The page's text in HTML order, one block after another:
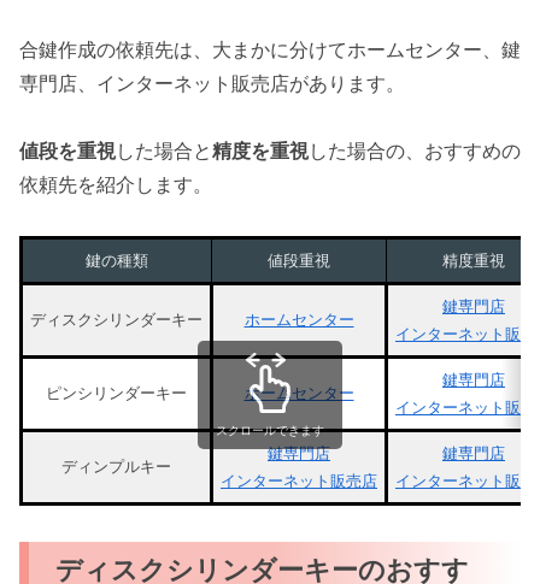
合鍵作成の依頼先は、大まかに分けてホームセンター、鍵
専門店、インターネット販売店があります。
値段を重視した場合と精度を重視した場合の、おすすめの
依頼先を紹介します。
鍵の種類 値段重視 精度重視
ディスクシリンダーキー ホームセンター
鍵専門店
インターネット販売
ピンシリンダーキー ホームセンター
鍵専門店
インターネット販売
ディンプルキー
鍵専門店
インターネット販売店
鍵専門店
インターネット販売
スクロールできます
ディスクシリンダーキーのおすす